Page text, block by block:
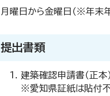
月曜日から金曜日（※年末
提出書類
建築確認申請書（正本
※愛知県証紙は貼付